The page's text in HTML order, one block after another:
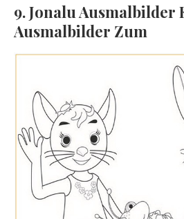
9. Jonalu Ausmalbilder
Ausmalbilder Zum